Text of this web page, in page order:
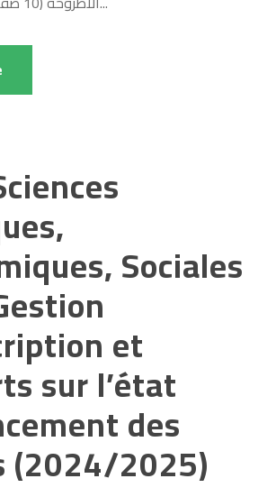
Sociales
et
sur l’état
des
(2024/2025)